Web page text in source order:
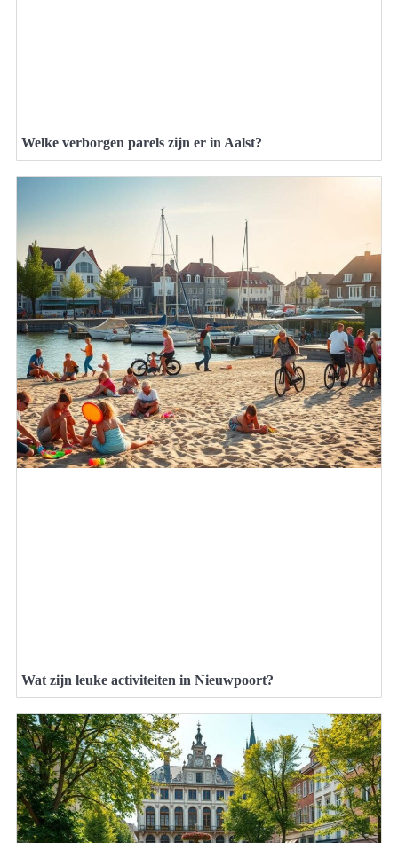
Welke verborgen parels zijn er in Aalst?
Wat zijn leuke activiteiten in Nieuwpoort?